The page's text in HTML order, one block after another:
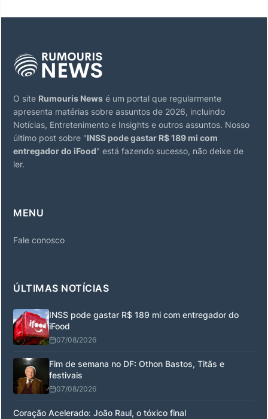
O site Rumouris News é um portal que regularmente
apresenta matérias sobre assuntos de 2026, incluindo
Notícias, Entretenimento e Insights e outros assuntos. Nosso
último post sobre "INSS pode gastar R$ 189 mi com
entregador do iFood" está fazendo sucesso, não deixe de
ler.
MENU
Fale conosco
ÚLTIMAS NOTÍCIAS
INSS pode gastar R$ 189 mi com entregador do
iFood
07/08/2026
Fim de semana no DF: Othon Bastos, Titãs e
festivais
07/08/2026
Coração Acelerado: João Raul, o tóxico final